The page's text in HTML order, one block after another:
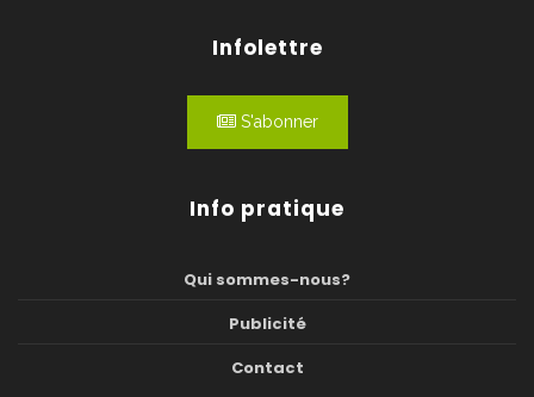
Infolettre
S'abonner
Info pratique
Qui sommes-nous?
Publicité
Contact